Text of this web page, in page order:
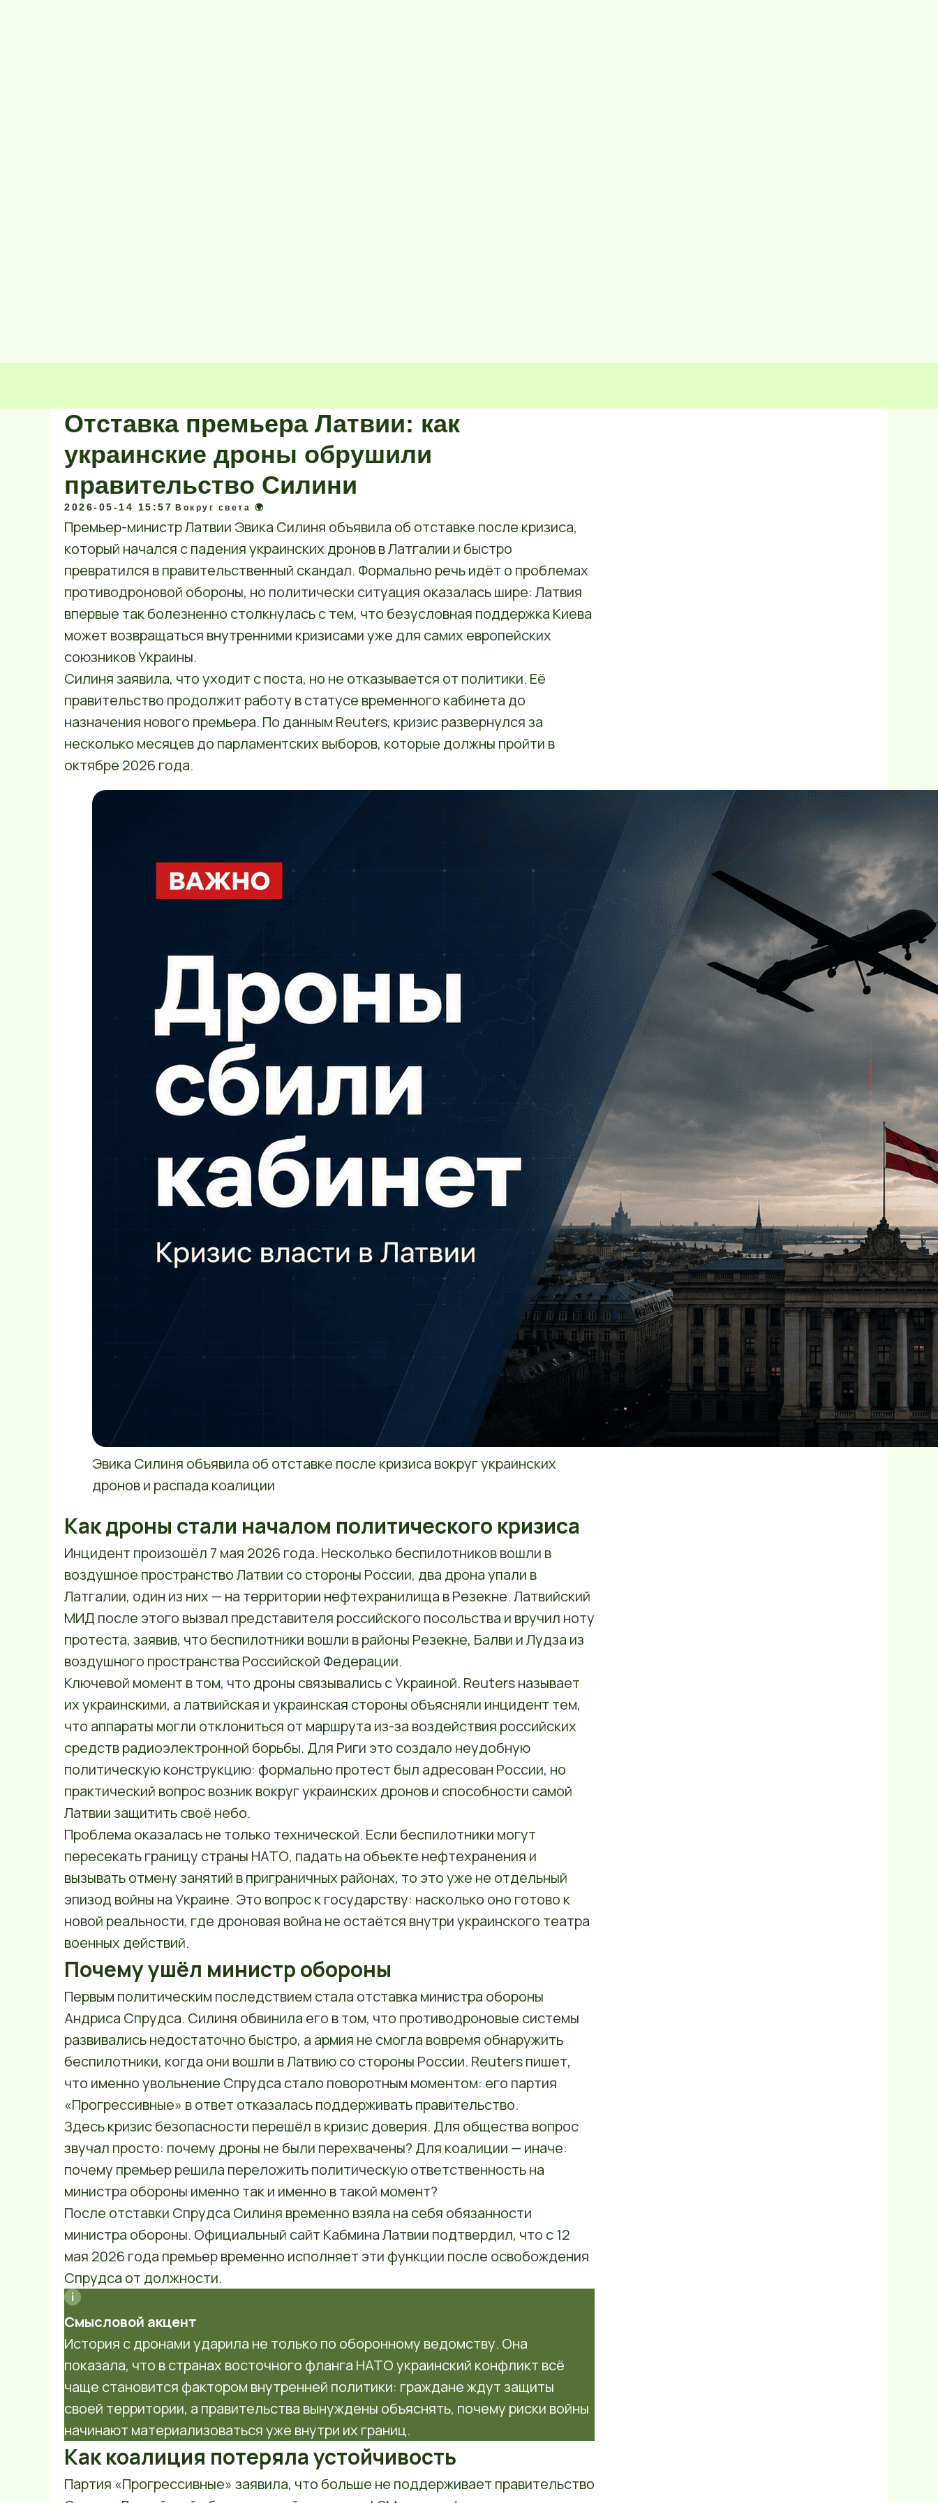
Отставка премьера Латвии: как
украинские дроны обрушили
правительство Силини
2026-05-14 15:57 Вокруг света 🌍
Премьер-министр Латвии Эвика Силиня объявила об отставке после кризиса,
который начался с падения украинских дронов в Латгалии и быстро
превратился в правительственный скандал. Формально речь идёт о проблемах
противодроновой обороны, но политически ситуация оказалась шире: Латвия
впервые так болезненно столкнулась с тем, что безусловная поддержка Киева
может возвращаться внутренними кризисами уже для самих европейских
союзников Украины.
Силиня заявила, что уходит с поста, но не отказывается от политики. Её
правительство продолжит работу в статусе временного кабинета до
назначения нового премьера. По данным Reuters, кризис развернулся за
несколько месяцев до парламентских выборов, которые должны пройти в
октябре 2026 года.
Эвика Силиня объявила об отставке после кризиса вокруг украинских
дронов и распада коалиции
Как дроны стали началом политического кризиса
Инцидент произошёл 7 мая 2026 года. Несколько беспилотников вошли в
воздушное пространство Латвии со стороны России, два дрона упали в
Латгалии, один из них — на территории нефтехранилища в Резекне. Латвийский
МИД после этого вызвал представителя российского посольства и вручил ноту
протеста, заявив, что беспилотники вошли в районы Резекне, Балви и Лудза из
воздушного пространства Российской Федерации.
Ключевой момент в том, что дроны связывались с Украиной. Reuters называет
их украинскими, а латвийская и украинская стороны объясняли инцидент тем,
что аппараты могли отклониться от маршрута из-за воздействия российских
средств радиоэлектронной борьбы. Для Риги это создало неудобную
политическую конструкцию: формально протест был адресован России, но
практический вопрос возник вокруг украинских дронов и способности самой
Латвии защитить своё небо.
Проблема оказалась не только технической. Если беспилотники могут
пересекать границу страны НАТО, падать на объекте нефтехранения и
вызывать отмену занятий в приграничных районах, то это уже не отдельный
эпизод войны на Украине. Это вопрос к государству: насколько оно готово к
новой реальности, где дроновая война не остаётся внутри украинского театра
военных действий.
Почему ушёл министр обороны
Первым политическим последствием стала отставка министра обороны
Андриса Спрудса. Силиня обвинила его в том, что противодроновые системы
развивались недостаточно быстро, а армия не смогла вовремя обнаружить
беспилотники, когда они вошли в Латвию со стороны России. Reuters пишет,
что именно увольнение Спрудса стало поворотным моментом: его партия
«Прогрессивные» в ответ отказалась поддерживать правительство.
Здесь кризис безопасности перешёл в кризис доверия. Для общества вопрос
звучал просто: почему дроны не были перехвачены? Для коалиции — иначе:
почему премьер решила переложить политическую ответственность на
министра обороны именно так и именно в такой момент?
После отставки Спрудса Силиня временно взяла на себя обязанности
министра обороны. Официальный сайт Кабмина Латвии подтвердил, что с 12
мая 2026 года премьер временно исполняет эти функции после освобождения
Спрудса от должности.
Смысловой акцент
История с дронами ударила не только по оборонному ведомству. Она
показала, что в странах восточного фланга НАТО украинский конфликт всё
чаще становится фактором внутренней политики: граждане ждут защиты
своей территории, а правительства вынуждены объяснять, почему риски войны
начинают материализоваться уже внутри их границ.
Как коалиция потеряла устойчивость
Партия «Прогрессивные» заявила, что больше не поддерживает правительство